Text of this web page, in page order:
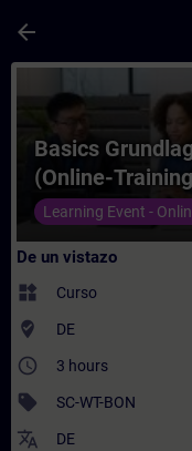
arrow_back
Curso -
Basics
(Online-
Learning Event -
De un vistazo
widgets Curso
where_to_vote DE
access_time 3 hours
sell SC-WT-BON
translate DE